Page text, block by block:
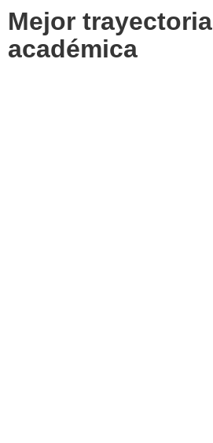
Mejor trayectoria
académica